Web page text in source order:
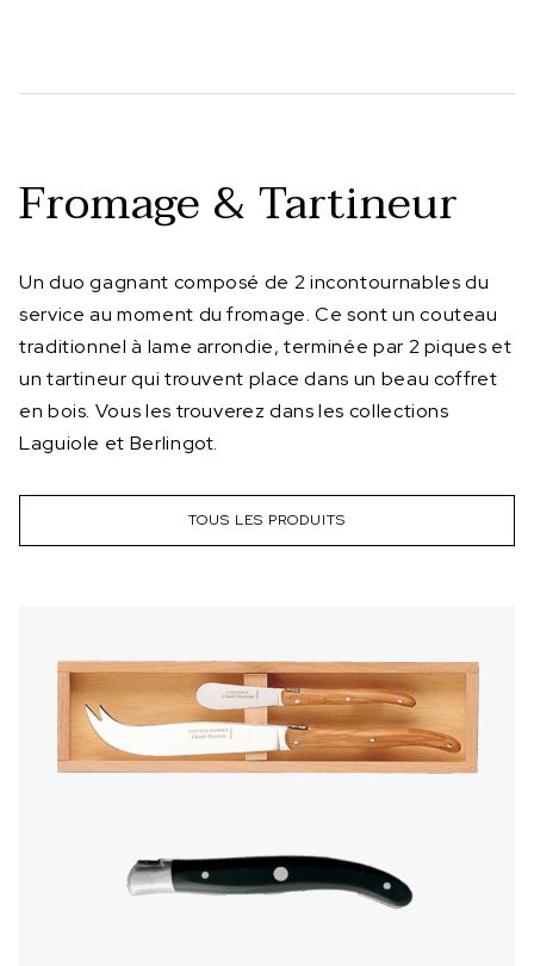
Fromage & Tartineur
Un duo gagnant composé de 2 incontournables du
service au moment du fromage. Ce sont un couteau
traditionnel à lame arrondie, terminée par 2 piques et
un tartineur qui trouvent place dans un beau coffret
en bois. Vous les trouverez dans les collections
Laguiole et Berlingot.
TOUS LES PRODUITS